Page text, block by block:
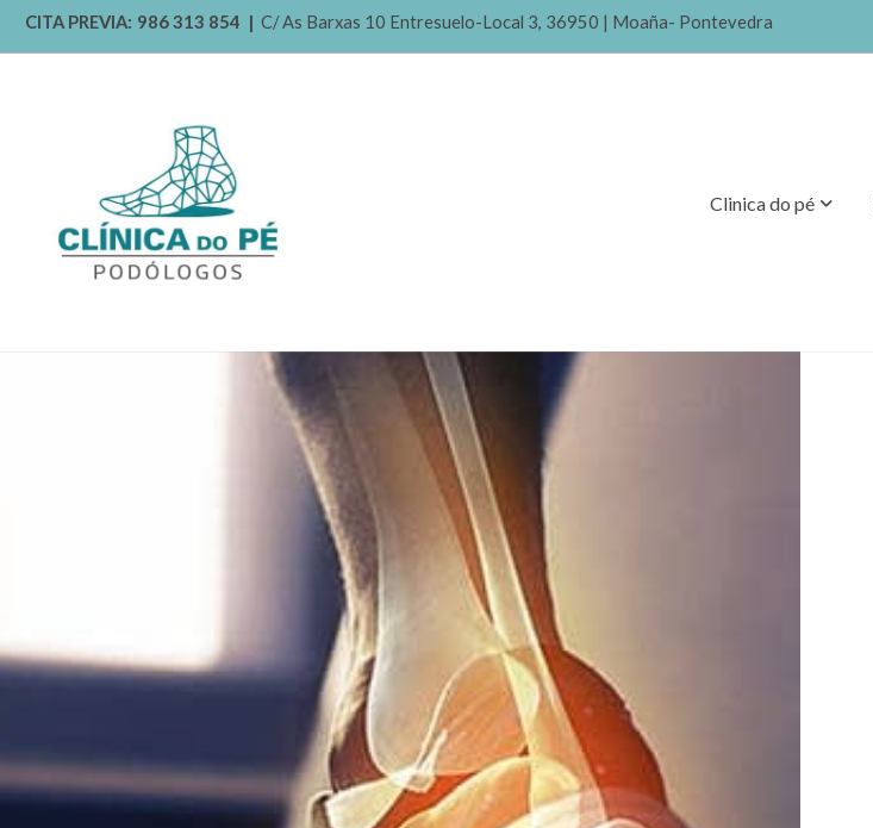
CITA PREVIA: 986 313 854 | C/ As Barxas 10 Entresuelo-Local 3, 36950 | Moaña- Pontevedra
Clinica do pé